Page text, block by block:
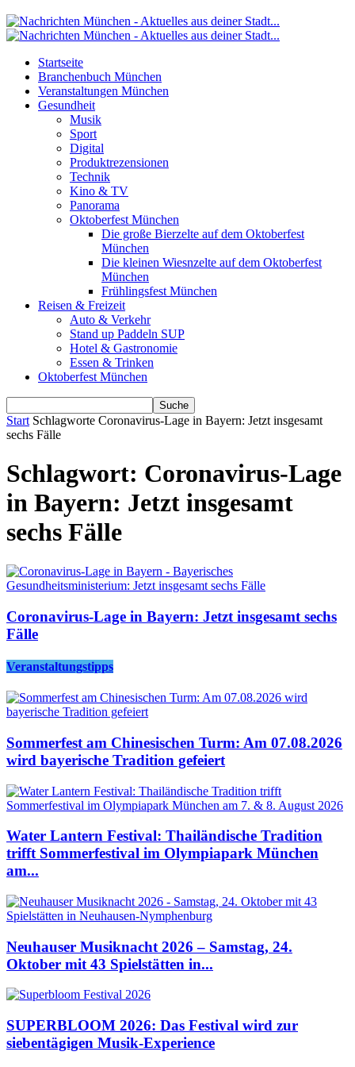
Startseite
Branchenbuch München
Veranstaltungen München
Gesundheit
Musik
Sport
Digital
Produktrezensionen
Technik
Kino & TV
Panorama
Oktoberfest München
Die große Bierzelte auf dem Oktoberfest
München
Die kleinen Wiesnzelte auf dem Oktoberfest
München
Frühlingsfest München
Reisen & Freizeit
Auto & Verkehr
Stand up Paddeln SUP
Hotel & Gastronomie
Essen & Trinken
Oktoberfest München
Start Schlagworte Coronavirus-Lage in Bayern: Jetzt insgesamt
sechs Fälle
Schlagwort: Coronavirus-Lage
in Bayern: Jetzt insgesamt
sechs Fälle
Coronavirus-Lage in Bayern: Jetzt insgesamt sechs
Fälle
Veranstaltungstipps
Sommerfest am Chinesischen Turm: Am 07.08.2026
wird bayerische Tradition gefeiert
Water Lantern Festival: Thailändische Tradition
trifft Sommerfestival im Olympiapark München
am...
Neuhauser Musiknacht 2026 – Samstag, 24.
Oktober mit 43 Spielstätten in...
SUPERBLOOM 2026: Das Festival wird zur
siebentägigen Musik-Experience